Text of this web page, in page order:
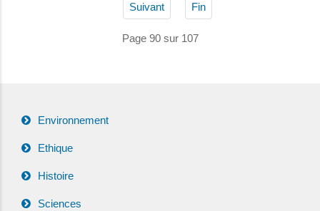
Suivant Fin
Page 90 sur 107
Environnement
Ethique
Histoire
Sciences